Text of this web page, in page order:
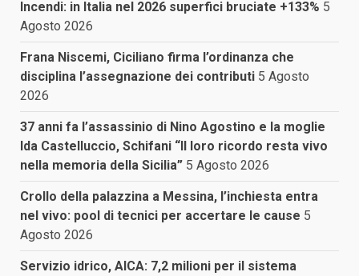
Incendi: in Italia nel 2026 superfici bruciate +133% 5
Agosto 2026
Frana Niscemi, Ciciliano firma l’ordinanza che
disciplina l’assegnazione dei contributi 5 Agosto
2026
37 anni fa l’assassinio di Nino Agostino e la moglie
Ida Castelluccio, Schifani “Il loro ricordo resta vivo
nella memoria della Sicilia” 5 Agosto 2026
Crollo della palazzina a Messina, l’inchiesta entra
nel vivo: pool di tecnici per accertare le cause 5
Agosto 2026
Servizio idrico, AICA: 7,2 milioni per il sistema